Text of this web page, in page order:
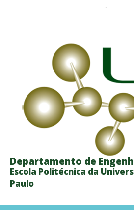
Departamento de
Escola Politécnica da
Paulo